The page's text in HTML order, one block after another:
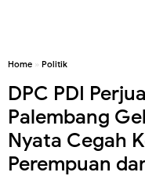
Home » Politik
DPC PDI
Palembang
Nyata Cegah
Perempuan